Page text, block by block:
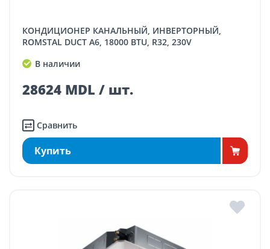
КОНДИЦИОНЕР КАНАЛЬНЫЙ, ИНВЕРТОРНЫЙ,
ROMSTAL DUCT A6, 18000 BTU, R32, 230V
В наличии
28624 MDL / шт.
Сравнить
Купить